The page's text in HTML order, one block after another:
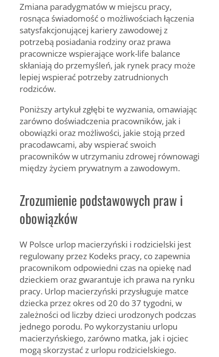
Zmiana paradygmatów w miejscu pracy,
rosnąca świadomość o możliwościach łączenia
satysfakcjonującej kariery zawodowej z
potrzebą posiadania rodziny oraz prawa
pracownicze wspierające work-life balance
skłaniają do przemyśleń, jak rynek pracy może
lepiej wspierać potrzeby zatrudnionych
rodziców.
Poniższy artykuł zgłębi te wyzwania, omawiając
zarówno doświadczenia pracowników, jak i
obowiązki oraz możliwości, jakie stoją przed
pracodawcami, aby wspierać swoich
pracowników w utrzymaniu zdrowej równowagi
między życiem prywatnym a zawodowym.
Zrozumienie podstawowych praw i
obowiązków
W Polsce urlop macierzyński i rodzicielski jest
regulowany przez Kodeks pracy, co zapewnia
pracownikom odpowiedni czas na opiekę nad
dzieckiem oraz gwarantuje ich prawa na rynku
pracy. Urlop macierzyński przysługuje matce
dziecka przez okres od 20 do 37 tygodni, w
zależności od liczby dzieci urodzonych podczas
jednego porodu. Po wykorzystaniu urlopu
macierzyńskiego, zarówno matka, jak i ojciec
mogą skorzystać z urlopu rodzicielskiego.